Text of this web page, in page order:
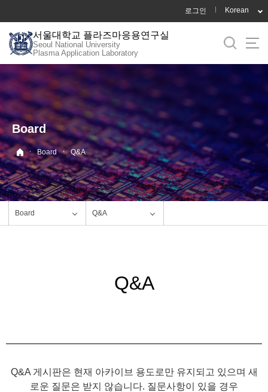
로
메
뉴
로그인 Korean
서울대학교 플라즈마응용연구실
Seoul National University
Plasma Application Laboratory
Board
· Board · Q&A
Board Q&A
Q&A
Q&A 게시판은 현재 아카이브 용도로만 유지되고 있으며 새
로운 질문은 받지 않습니다. 질문사항이 있을 경우